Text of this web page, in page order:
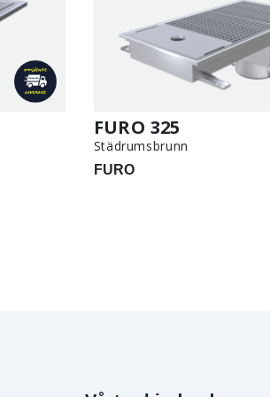
FURO 325
Städrumsbrunn
FURO